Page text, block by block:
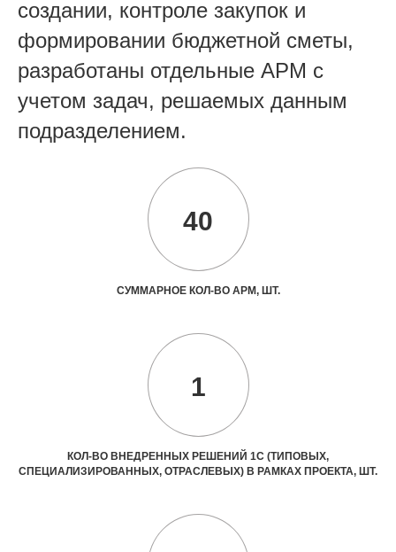
создании, контроле закупок и
формировании бюджетной сметы,
разработаны отдельные АРМ с
учетом задач, решаемых данным
подразделением.
40
СУММАРНОЕ КОЛ-ВО АРМ, ШТ.
1
КОЛ-ВО ВНЕДРЕННЫХ РЕШЕНИЙ 1С (ТИПОВЫХ,
СПЕЦИАЛИЗИРОВАННЫХ, ОТРАСЛЕВЫХ) В РАМКАХ ПРОЕКТА, ШТ.